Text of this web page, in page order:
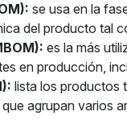
se usa en la
del producto tal
es la más
en producción,
lista los productos
agrupan varios